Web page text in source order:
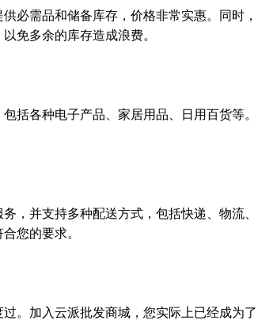
必需品和储备库存，价格非常实惠。同时，
免多余的库存造成浪费。
括各种电子产品、家居用品、日用百货等。
，并支持多种配送方式，包括快递、物流、
您的要求。
。加入云派批发商城，您实际上已经成为了